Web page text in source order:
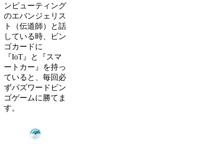
ンピューティング
のエバンジェリス
ト（伝道師）と話
している時、ビン
ゴカードに
『IoT』と『スマ
ートカー』を持っ
ていると、毎回必
ずバズワードビン
ゴゲームに勝てま
す。